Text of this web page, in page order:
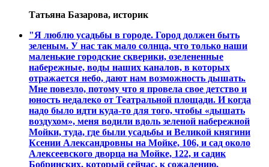
Татьяна Базарова, историк
"Я люблю усадьбы в городе. Город должен быть
зеленым. У нас так мало солнца, что только наши
маленькие городские скверики, озелененные
набережные, воды наших каналов, в которых
отражается небо, дают нам возможность дышать.
Мне повезло, потому что я провела свое детство и
юность недалеко от Театральной площади. И когда
надо было идти куда-то для того, чтобы «дышать
воздухом», меня водили вдоль зеленой набережной
Мойки, туда, где были усадьбы и Великой княгини
Ксении Александровны на Мойке, 106, и сад около
Алексеевского дворца на Мойке, 122, и садик
Бобринских, который сейчас, к сожалению,